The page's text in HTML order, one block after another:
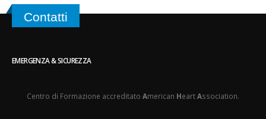
Contatti
EMERGENZA & SICUREZZA
Centro di Formazione accreditato American HeartAssociation.